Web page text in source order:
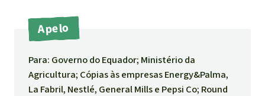
Roubo de terras
Indonesia
Apelo
Para: Governo do Equador; Ministério da
Agricultura; Cópias às empresas Energy&Palma,
La Fabril, Nestlé, General Mills e Pepsi Co; Round